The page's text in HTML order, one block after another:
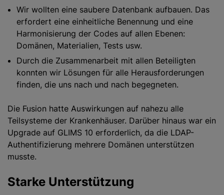
Wir wollten eine saubere Datenbank aufbauen. Das
erfordert eine einheitliche Benennung und eine
Harmonisierung der Codes auf allen Ebenen:
Domänen, Materialien, Tests usw.
Durch die Zusammenarbeit mit allen Beteiligten
konnten wir Lösungen für alle Herausforderungen
finden, die uns nach und nach begegneten.
Die Fusion hatte Auswirkungen auf nahezu alle
Teilsysteme der Krankenhäuser. Darüber hinaus war ein
Upgrade auf GLIMS 10 erforderlich, da die LDAP-
Authentifizierung mehrere Domänen unterstützen
musste.
Starke Unterstützung